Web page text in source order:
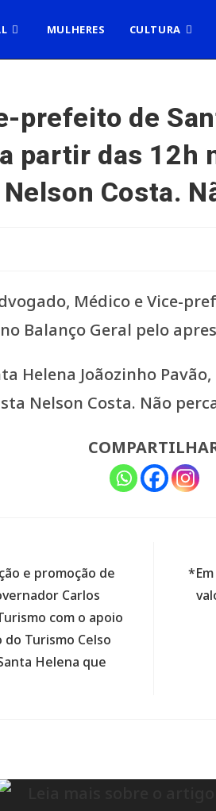
MULHERES CULTURA
prefeito de
partir das 12h
Costa.
Helena Joãozinho
Nelson Costa. Não
e promoção de
Carlos
com o apoio
Turismo Celso
Helena que